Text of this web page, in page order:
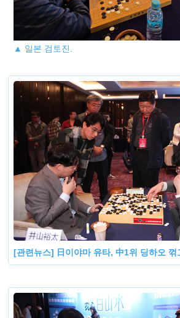
▲ 일본 검토진.
[관련뉴스] 日이야마 유타, 中1위 딩하오